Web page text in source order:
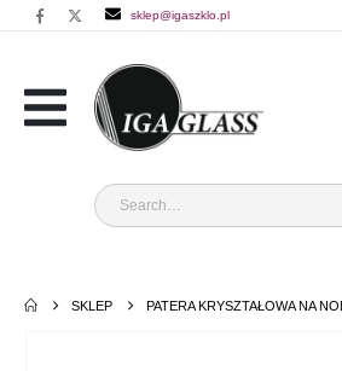
sklep@igaszklo.pl
SKLEP PATERA KRYSZTAŁOWA NA